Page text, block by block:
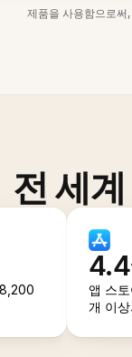
제품을 사용함으로써
전 세
4.4
앱 스
개 이